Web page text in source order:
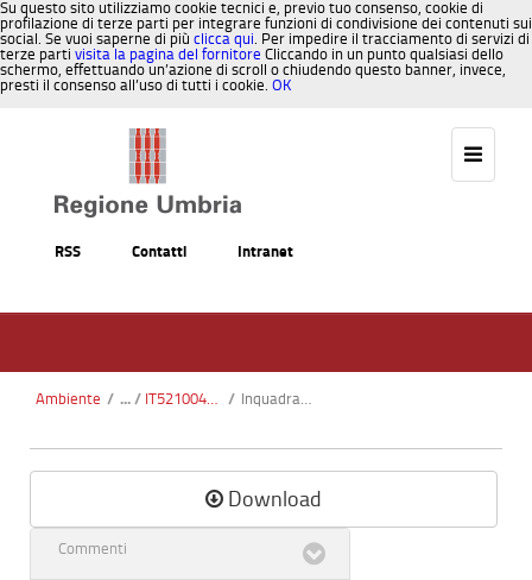
Su questo sito utilizziamo cookie tecnici e, previo tuo consenso, cookie di
profilazione di terze parti per integrare funzioni di condivisione dei contenuti sui
social. Se vuoi saperne di più clicca qui. Per impedire il tracciamento di servizi di
terze parti visita la pagina del fornitore Cliccando in un punto qualsiasi dello
schermo, effettuando un’azione di scroll o chiudendo questo banner, invece,
presti il consenso all’uso di tutti i cookie. OK
RSS Contatti Intranet
Ambiente / IT5210046 - Valnerina / Inquadramento Geografico Amministrativo.pdf
Download
Commenti